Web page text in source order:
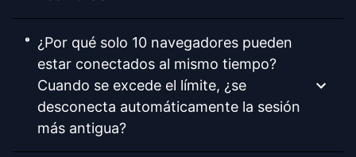
¿Por qué solo 10 navegadores pueden
estar conectados al mismo tiempo?
Cuando se excede el límite, ¿se
desconecta automáticamente la sesión
más antigua?